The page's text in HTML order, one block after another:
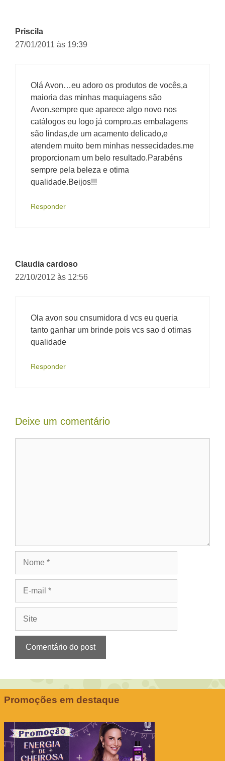
Priscila
27/01/2011 às 19:39
Olá Avon…eu adoro os produtos de vocês,a
maioria das minhas maquiagens são
Avon.sempre que aparece algo novo nos
catálogos eu logo já compro.as embalagens
são lindas,de um acamento delicado,e
atendem muito bem minhas nessecidades.me
proporcionam um belo resultado.Parabéns
sempre pela beleza e otima
qualidade.Beijos!!!
Responder
Claudia cardoso
22/10/2012 às 12:56
Ola avon sou cnsumidora d vcs eu queria
tanto ganhar um brinde pois vcs sao d otimas
qualidade
Responder
Deixe um comentário
Promoções em destaque